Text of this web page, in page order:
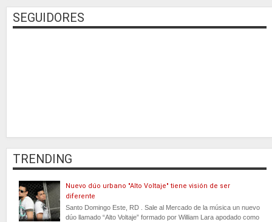
SEGUIDORES
TRENDING
Nuevo dúo urbano "Alto Voltaje" tiene visión de ser
diferente
Santo Domingo Este, RD . Sale al Mercado de la música un nuevo
dúo llamado “Alto Voltaje” formado por William Lara apodado como